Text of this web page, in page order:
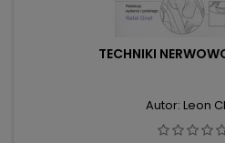
TECHNIKI
Autor: Leon